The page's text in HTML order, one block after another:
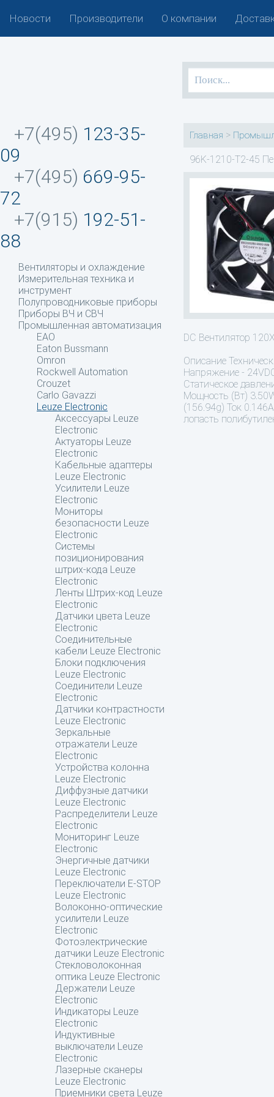
Новости Производители О компании
+7(495) 123-35-
09
+7(495) 669-95-
72
+7(915) 192-51-
88
Вентиляторы и охлаждение
Измерительная техника и
инструмент
Полупроводниковые приборы
Приборы ВЧ и СВЧ
Промышленная автоматизация
EAO
Eaton Bussmann
Omron
Rockwell Automation
Crouzet
Carlo Gavazzi
Leuze Electronic
Аксессуары Leuze
Electronic
Актуаторы Leuze
Electronic
Кабельные адаптеры
Leuze Electronic
Усилители Leuze
Electronic
Мониторы
безопасности Leuze
Electronic
Системы
позиционирования
штрих-кода Leuze
Electronic
Ленты Штрих-код Leuze
Electronic
Датчики цвета Leuze
Electronic
Соединительные
кабели Leuze Electronic
Блоки подключения
Leuze Electronic
Соединители Leuze
Electronic
Датчики контрастности
Leuze Electronic
Зеркальные
отражатели Leuze
Electronic
Устройства колонна
Leuze Electronic
Диффузные датчики
Leuze Electronic
Распределители Leuze
Electronic
Мониторинг Leuze
Electronic
Энергичные датчики
Leuze Electronic
Переключатели E-STOP
Leuze Electronic
Волоконно-оптические
усилители Leuze
Electronic
Фотоэлектрические
датчики Leuze Electronic
Стекловолоконная
оптика Leuze Electronic
Держатели Leuze
Electronic
Индикаторы Leuze
Electronic
Индуктивные
выключатели Leuze
Electronic
Лазерные сканеры
Leuze Electronic
Приемники света Leuze
Главная >
96K-1210-T2-45
DC Вентилятор
Описание
Напряжение -
Статическое
Мощность (Вт)
(156.94g) Ток
лопасть